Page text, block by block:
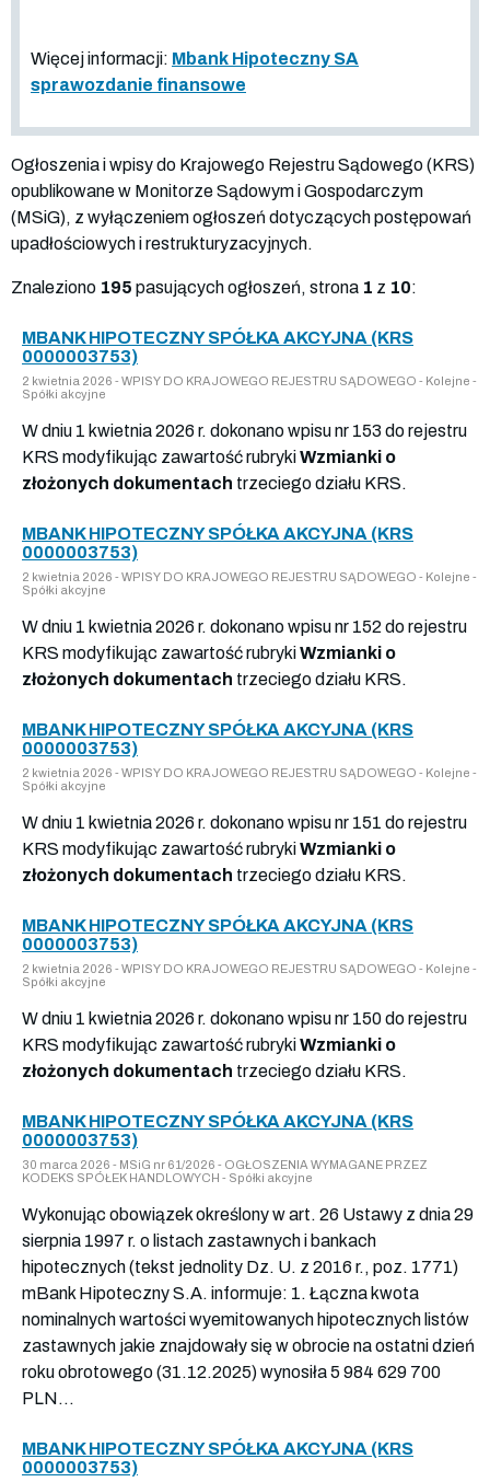
Więcej informacji: Mbank Hipoteczny SA
sprawozdanie finansowe
Ogłoszenia i wpisy do Krajowego Rejestru Sądowego (KRS)
opublikowane w Monitorze Sądowym i Gospodarczym
(MSiG), z wyłączeniem ogłoszeń dotyczących postępowań
upadłościowych i restrukturyzacyjnych.
Znaleziono 195 pasujących ogłoszeń, strona 1 z 10:
MBANK HIPOTECZNY SPÓŁKA AKCYJNA (KRS
0000003753)
2 kwietnia 2026 - WPISY DO KRAJOWEGO REJESTRU SĄDOWEGO - Kolejne -
Spółki akcyjne
W dniu 1 kwietnia 2026 r. dokonano wpisu nr 153 do rejestru
KRS modyfikując zawartość rubrykiWzmianki o
złożonych dokumentach trzeciego działu KRS.
MBANK HIPOTECZNY SPÓŁKA AKCYJNA (KRS
0000003753)
2 kwietnia 2026 - WPISY DO KRAJOWEGO REJESTRU SĄDOWEGO - Kolejne -
Spółki akcyjne
W dniu 1 kwietnia 2026 r. dokonano wpisu nr 152 do rejestru
KRS modyfikując zawartość rubrykiWzmianki o
złożonych dokumentach trzeciego działu KRS.
MBANK HIPOTECZNY SPÓŁKA AKCYJNA (KRS
0000003753)
2 kwietnia 2026 - WPISY DO KRAJOWEGO REJESTRU SĄDOWEGO - Kolejne -
Spółki akcyjne
W dniu 1 kwietnia 2026 r. dokonano wpisu nr 151 do rejestru
KRS modyfikując zawartość rubrykiWzmianki o
złożonych dokumentach trzeciego działu KRS.
MBANK HIPOTECZNY SPÓŁKA AKCYJNA (KRS
0000003753)
2 kwietnia 2026 - WPISY DO KRAJOWEGO REJESTRU SĄDOWEGO - Kolejne -
Spółki akcyjne
W dniu 1 kwietnia 2026 r. dokonano wpisu nr 150 do rejestru
KRS modyfikując zawartość rubrykiWzmianki o
złożonych dokumentach trzeciego działu KRS.
MBANK HIPOTECZNY SPÓŁKA AKCYJNA (KRS
0000003753)
30 marca 2026 - MSiG nr 61/2026 - OGŁOSZENIA WYMAGANE PRZEZ
KODEKS SPÓŁEK HANDLOWYCH - Spółki akcyjne
Wykonując obowiązek określony w art. 26 Ustawy z dnia 29
sierpnia 1997 r. o listach zastawnych i bankach
hipotecznych (tekst jednolity Dz. U. z 2016 r., poz. 1771)
mBank Hipoteczny S.A. informuje: 1. Łączna kwota
nominalnych wartości wyemitowanych hipotecznych listów
zastawnych jakie znajdowały się w obrocie na ostatni dzień
roku obrotowego (31.12.2025) wynosiła 5 984 629 700
PLN...
MBANK HIPOTECZNY SPÓŁKA AKCYJNA (KRS
0000003753)